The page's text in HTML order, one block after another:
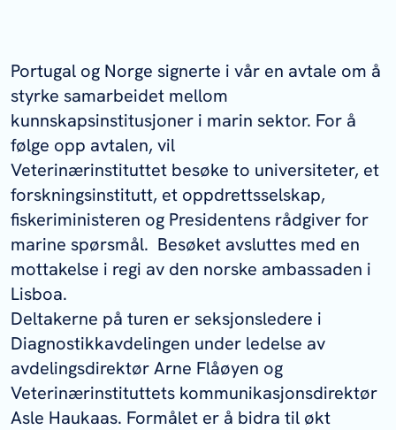
Portugal og Norge signerte i vår en avtale om å
styrke samarbeidet mellom
kunnskapsinstitusjoner i marin sektor. For å
følge opp avtalen, vil
Veterinærinstituttet besøke to universiteter, et
forskningsinstitutt, et oppdrettsselskap,
fiskeriministeren og Presidentens rådgiver for
marine spørsmål. Besøket avsluttes med en
mottakelse i regi av den norske ambassaden i
Lisboa.
Deltakerne på turen er seksjonsledere i
Diagnostikkavdelingen under ledelse av
avdelingsdirektør Arne Flåøyen og
Veterinærinstituttets kommunikasjonsdirektør
Asle Haukaas. Formålet er å bidra til økt